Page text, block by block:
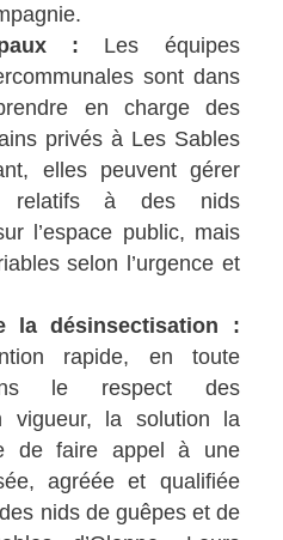
: Les équipes
sont dans
en charge des
privés à Les Sables
elles peuvent gérer
relatifs à des nids
l’espace public, mais
selon l’urgence et
la désinsectisation :
rapide, en toute
le respect des
vigueur, la solution la
de faire appel à une
agréée et qualifiée
nids de guêpes et de